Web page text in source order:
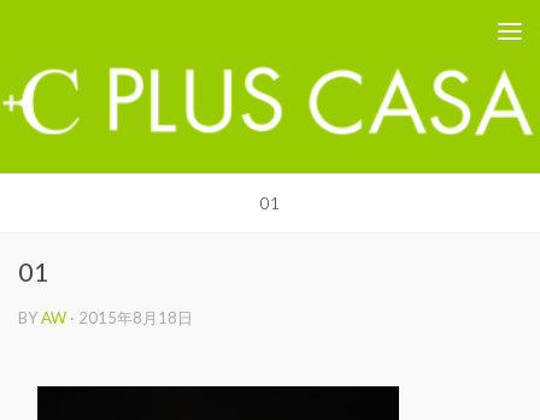
01
01
BYAW · 2015年8月18日